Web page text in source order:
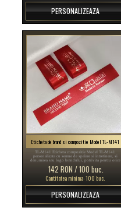
PERSONALIZEAZA
Eticheta de brand si compozitie Model TL-M141
TL-M141 Eticheta compozitie Model TL-M141
personalizata cu semne de spalare si intretinere, si
denumirea sau logo brandului, potrivita pentru orice
produs textil, in special articole vestimentare.
142 RON / 100 buc.
Cantitatea minima: 100 buc.
PERSONALIZEAZA